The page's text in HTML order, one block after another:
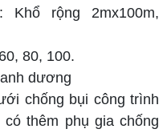
rộng 2mx100m,
80, 100.
dương
chống bụi công trình
thêm phụ gia chống